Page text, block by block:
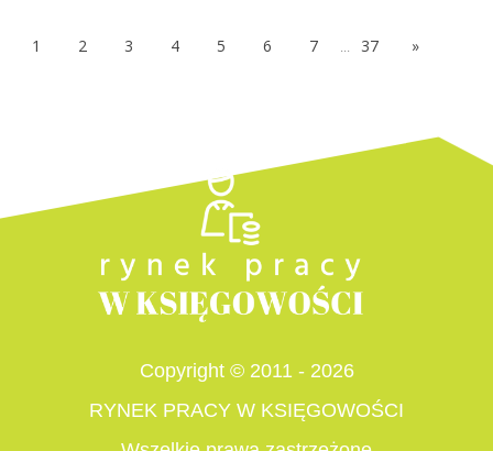
1 2 3 4 5 6 7 ... 37 »
Copyright © 2011 - 2026
RYNEK PRACY W KSIĘGOWOŚCI